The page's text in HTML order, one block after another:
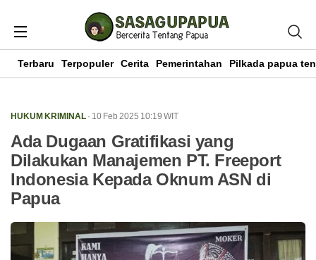
Terbaru Terpopuler Cerita Pemerintahan Pilkada papua
HUKUM KRIMINAL · 10 Feb 2025 10:19 WIT
Ada Dugaan Gratifikasi yang
Dilakukan Manajemen PT. Freeport
Indonesia Kepada Oknum ASN di
Papua